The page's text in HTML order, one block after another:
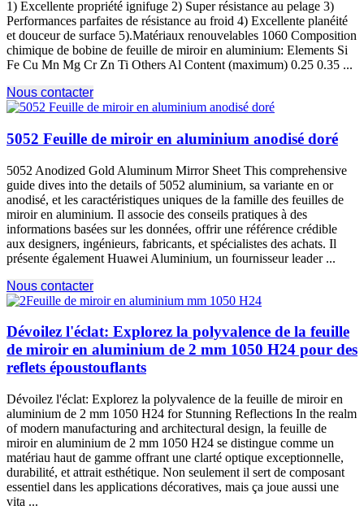
1) Excellente propriété ignifuge 2) Super résistance au pelage 3)
Performances parfaites de résistance au froid 4) Excellente planéité
et douceur de surface 5).Matériaux renouvelables 1060 Composition
chimique de bobine de feuille de miroir en aluminium: Elements Si
Fe Cu Mn Mg Cr Zn Ti Others Al Content (maximum) 0.25 0.35 ...
Nous contacter
5052 Feuille de miroir en aluminium anodisé doré
5052 Anodized Gold Aluminum Mirror Sheet This comprehensive
guide dives into the details of5052 aluminium, sa variante en or
anodisé, et les caractéristiques uniques de la famille des feuilles de
miroir en aluminium. Il associe des conseils pratiques à des
informations basées sur les données, offrir une référence crédible
aux designers, ingénieurs, fabricants, et spécialistes des achats. Il
présente également Huawei Aluminium, un fournisseur leader ...
Nous contacter
Dévoilez l'éclat: Explorez la polyvalence de la feuille
de miroir en aluminium de 2 mm 1050 H24 pour des
reflets époustouflants
Dévoilez l'éclat: Explorez la polyvalence de la feuille de miroir en
aluminium de 2 mm 1050 H24 for Stunning Reflections In the realm
of modern manufacturing and architectural design, la feuille de
miroir en aluminium de 2 mm 1050 H24 se distingue comme un
matériau haut de gamme offrant une clarté optique exceptionnelle,
durabilité, et attrait esthétique. Non seulement il sert de composant
essentiel dans les applications décoratives, mais ça joue aussi une
vita ...